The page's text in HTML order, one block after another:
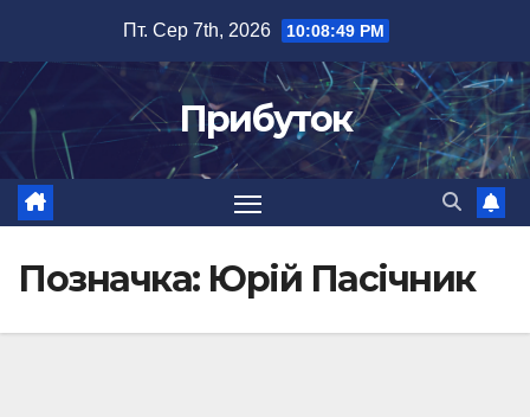
вмісту
Пт. Сер 7th, 2026 10:08:49 PM
Прибуток
Позначка: Юрій Пасічник